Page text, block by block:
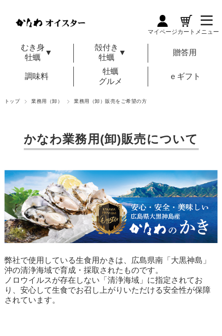
マイページカート メニュー
むき身
牡蠣
▼
殻付き
牡蠣
▼ 贈答用
調味料
牡蠣
グルメ
ｅギフト
トップ 業務用（卸） 業務用（卸）販売をご希望の方
かなわ業務用(卸)販売について
弊社で使用している生食用かきは、広島県南「大黒神島」
沖の清浄海域で育成・採取されたものです。
ノロウイルスが存在しない「清浄海域」に指定されてお
り、安心して生食でお召し上がりいただける安全性が保障
されています。